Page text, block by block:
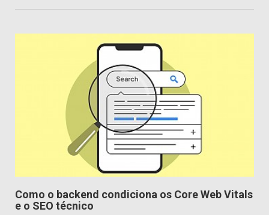
Como o backend condiciona os Core Web Vitals
e o SEO técnico